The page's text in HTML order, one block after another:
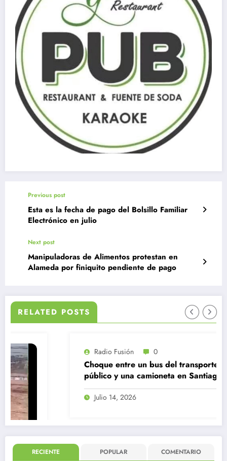
Previous post
Esta es la fecha de pago del Bolsillo Familiar
Electrónico en julio
Next post
Manipuladoras de Alimentos protestan en
Alameda por finiquito pendiente de pago
RELATED POSTS
Radio Fusión 0
Choque entre un bus del transporte
público y una camioneta en Santiago
Julio 14, 2026
RECIENTE POPULAR COMENTARIO